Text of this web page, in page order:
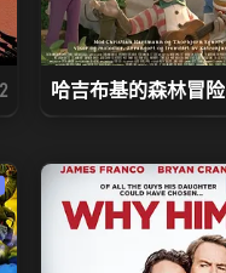
哈吉布基的森林冒险